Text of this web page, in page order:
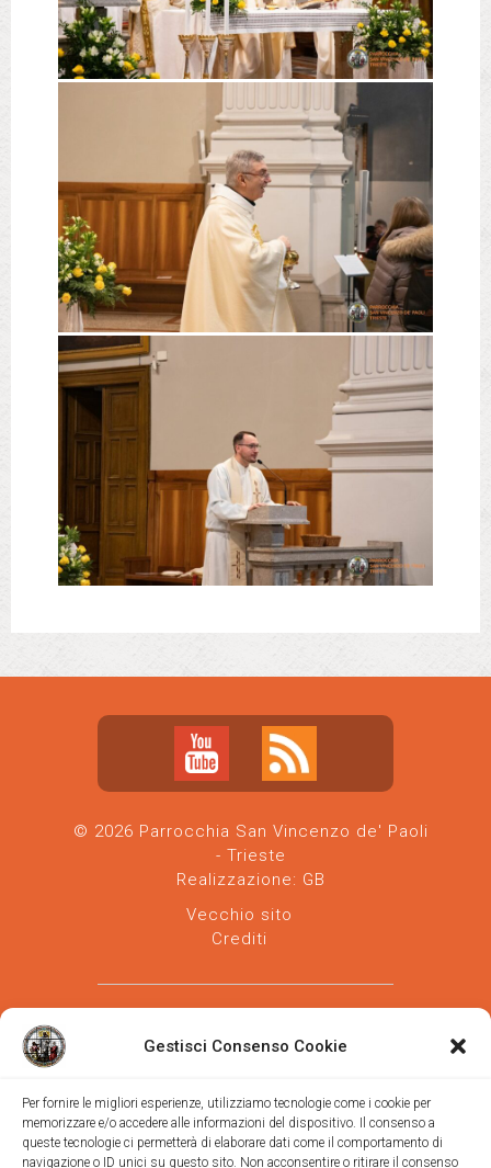
Gestisci Consenso Cookie
Per fornire le migliori esperienze, utilizziamo tecnologie come i cookie per
memorizzare e/o accedere alle informazioni del dispositivo. Il consenso a
queste tecnologie ci permetterà di elaborare dati come il comportamento di
navigazione o ID unici su questo sito. Non acconsentire o ritirare il consenso
© 2026 Parrocchia San Vincenzo de' Paoli
- Trieste
Realizzazione: GB
Vecchio sito
Crediti
Parrocchia san Vincenzo de' Paoli-Diocesi